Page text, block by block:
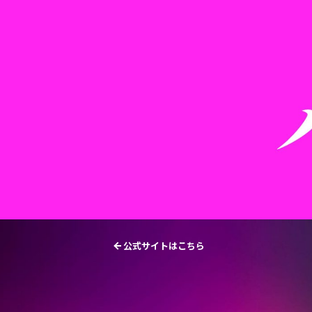
公式サイトはこちら